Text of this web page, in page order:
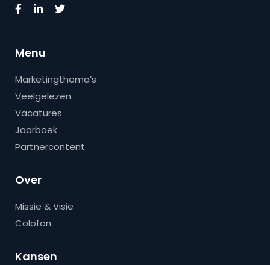
Menu
Marketingthema’s
Veelgelezen
Vacatures
Jaarboek
Partnercontent
Over
Missie & Visie
Colofon
Kansen